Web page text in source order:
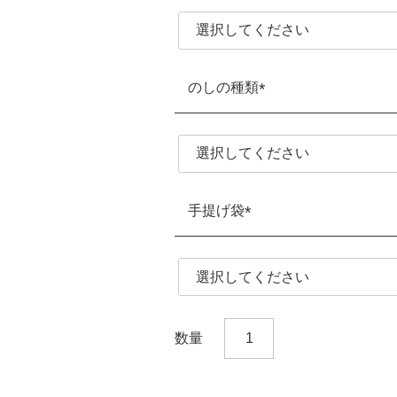
須)
のしの種類
(必
須)
手提げ袋
(必
須)